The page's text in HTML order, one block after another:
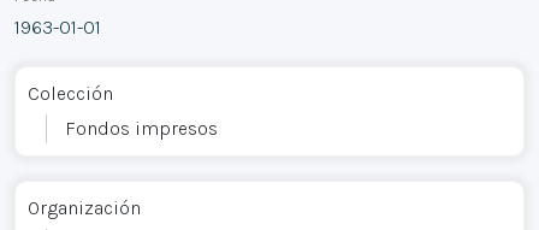
1963-01-01
Colección
Fondos impresos
Organización